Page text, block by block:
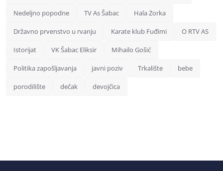
Nedeljno popodne TV As Šabac Hala Zorka
Državno prvenstvo u rvanju Karate klub Fuđimi O RTV AS
Istorijat VK Šabac Eliksir Mihailo Gošić
Politika zapošljavanja javni poziv Trkalište bebe
porodilište dečak devojčica